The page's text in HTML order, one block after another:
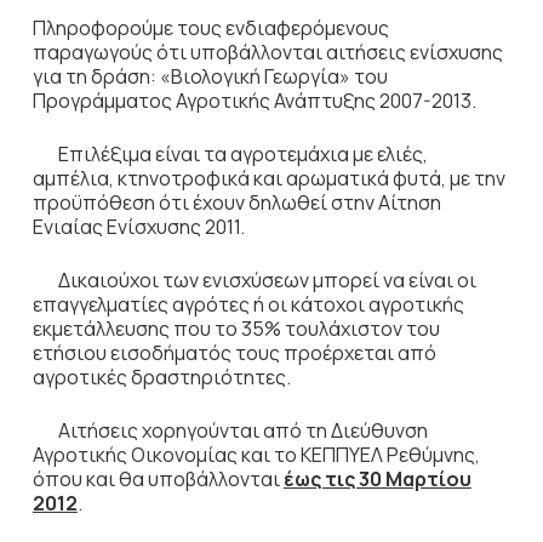
Πληροφορούμε τους ενδιαφερόμενους
παραγωγούς ότι υποβάλλονται αιτήσεις ενίσχυσης
για τη δράση: «Βιολογική Γεωργία» του
Προγράμματος Αγροτικής Ανάπτυξης 2007-2013.
Επιλέξιμα είναι τα αγροτεμάχια με ελιές,
αμπέλια, κτηνοτροφικά και αρωματικά φυτά, με την
προϋπόθεση ότι έχουν δηλωθεί στην Αίτηση
Ενιαίας Ενίσχυσης 2011.
Δικαιούχοι των ενισχύσεων μπορεί να είναι οι
επαγγελματίες αγρότες ή οι κάτοχοι αγροτικής
εκμετάλλευσης που το 35% τουλάχιστον του
ετήσιου εισοδήματός τους προέρχεται από
αγροτικές δραστηριότητες.
Αιτήσεις χορηγούνται από τη Διεύθυνση
Αγροτικής Οικονομίας και το ΚΕΠΠΥΕΛ Ρεθύμνης,
όπου και θα υποβάλλονταιέως τις 30 Μαρτίου
2012.